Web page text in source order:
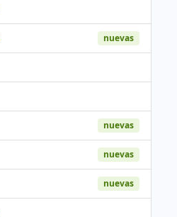
nuevas
nuevas
nuevas
nuevas